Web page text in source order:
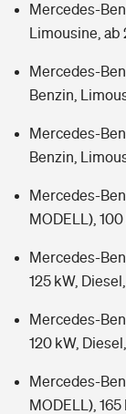
Mercedes-
Limousine, ab
Mercedes-
Benzin,
Mercedes-
Benzin,
Mercedes-
MODELL),
Mercedes-
125 kW,
Mercedes-
120 kW,
Mercedes-
MODELL),